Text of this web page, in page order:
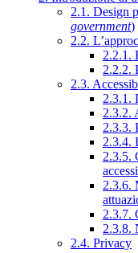
2.1. Design
government)
2.2.
2.2.1.
2.2.2.
2.3.
2.3.1.
2.3.2.
2.3.3.
2.3.4.
2.3.5.
2.3.6.
2.3.7.
2.3.8.
2.4. Privacy